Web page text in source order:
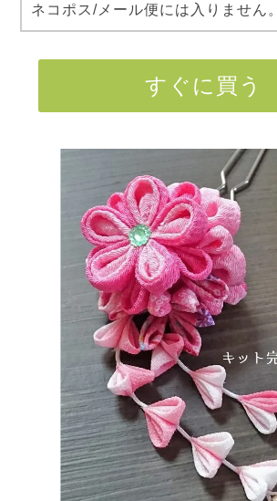
ネコポス/メール便には入りません。
すぐに買う